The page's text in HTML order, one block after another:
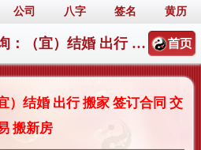
公司 八字 签名 黄历
2026.6.5黄历查询：（宜）结婚 出行 搬家 签订合同 交易 搬新房
）结婚 出行 搬家 签订合同 交
搬新房